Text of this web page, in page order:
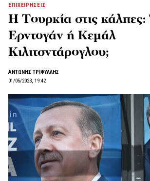
ΕΠΙΧΕΙΡΗΣΕΙΣ
H Tουρκία στις κάλπες:
Ερντογάν ή Κεμάλ
Κιλιτσντάρογλου;
ΑΝΤΩΝΗΣ ΤΡΙΦΥΛΛΗΣ
01/05/2023, 19:42